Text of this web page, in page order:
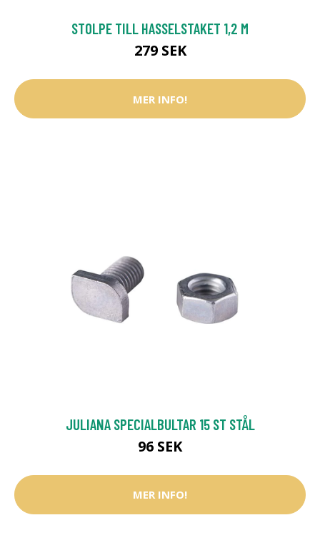
STOLPE TILL HASSELSTAKET 1,2 M
279 SEK
MER INFO!
JULIANA SPECIALBULTAR 15 ST STÅL
96 SEK
MER INFO!